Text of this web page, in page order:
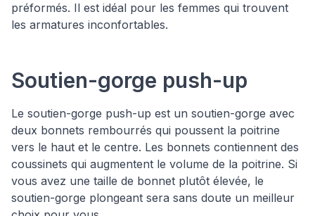
préformés. Il est idéal pour les femmes qui trouvent
les armatures inconfortables.
Soutien-gorge push-up
Le soutien-gorge push-up est un soutien-gorge avec
deux bonnets rembourrés qui poussent la poitrine
vers le haut et le centre. Les bonnets contiennent des
coussinets qui augmentent le volume de la poitrine. Si
vous avez une taille de bonnet plutôt élevée, le
soutien-gorge plongeant sera sans doute un meilleur